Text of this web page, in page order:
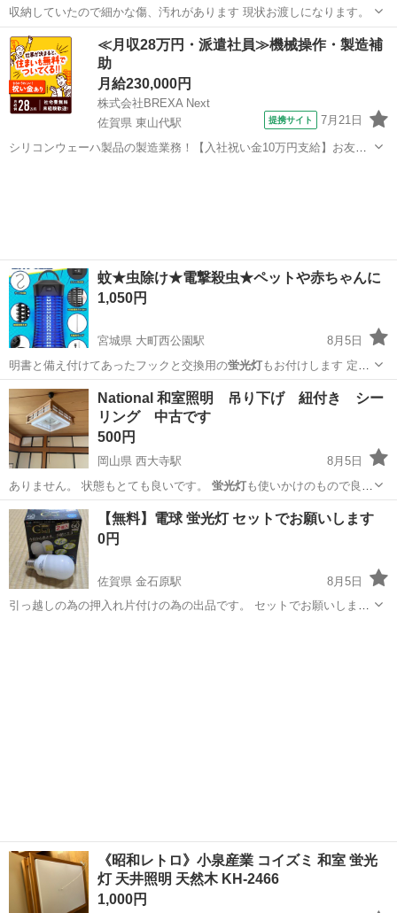
収納していたので細かな傷、汚れがあります 現状お渡しになります。
大阪 八尾市 生活家電 蛍光灯
≪月収28万円・派遣社員≫機械操作・製造補
助
月給230,000円
株式会社BREXA Next
佐賀県 東山代駅
提携サイト 7月21日
シリコンウェーハ製品の製造業務！【入社祝い金10万円支給】お友達
蚊★虫除け★電撃殺虫★ペットや赤ちゃんに
1,050円
宮城県 大町西公園駅
8月5日
明書と備え付けてあったフックと交換用の蛍光灯もお付けします 定価
は5000円しなか…
宮城 仙台市 大町西公園駅 その他
National 和室照明 吊り下げ 紐付き シー
リング 中古です
500円
岡山県 西大寺駅
8月5日
ありません。 状態もとても良いです。 蛍光灯も使いかけのもので良け
ればお付けします…
岡山 岡山市 西大寺駅 照明器具 和室
【無料】電球 蛍光灯 セットでお願いします
0円
佐賀県 金石原駅
8月5日
引っ越しの為の押入れ片付けの為の出品です。 セットでお願いします
《昭和レトロ》小泉産業 コイズミ 和室 蛍光
灯 天井照明 天然木 KH-2466
1,000円